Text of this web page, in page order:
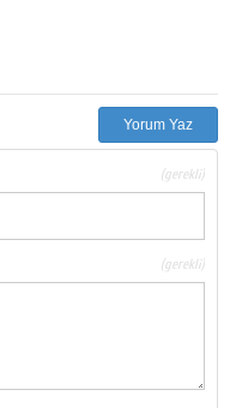
Yorum Yaz
(gerekli)
(gerekli)